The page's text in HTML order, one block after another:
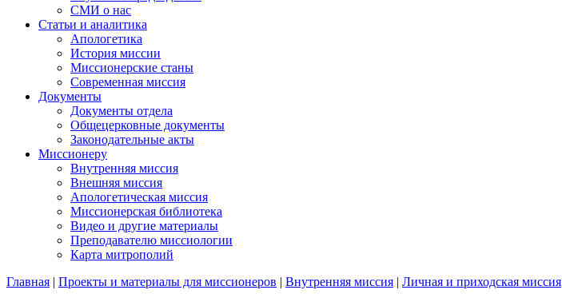
СМИ о нас
Статьи и аналитика
Апологетика
История миссии
Миссионерские станы
Современная миссия
Документы
Документы отдела
Общецерковные документы
Законодательные акты
Миссионеру
Внутренняя миссия
Внешняя миссия
Апологетическая миссия
Миссионерская библиотека
Видео и другие материалы
Преподавателю миссиологии
Карта митрополий
Главная | Проекты и материалы для миссионеров | Внутренняя миссия | Личная и приходская миссия